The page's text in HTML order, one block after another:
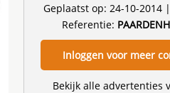
Geplaatst op: 24-10-2014
Referentie:
Inloggen voor meer
Bekijk alle advertenties